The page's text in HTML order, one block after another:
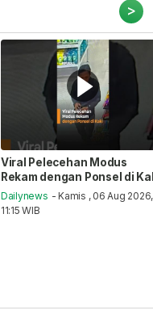
>
Viral Pelecehan Modus
Rekam dengan Ponsel di
Dailynews - Kamis , 06 Aug 2026,
11:15 WIB